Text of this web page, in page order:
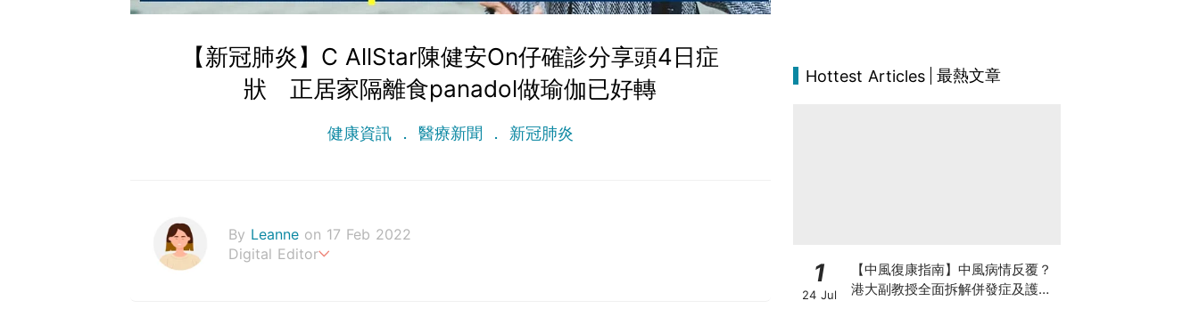
【新冠肺炎】C AllStar陳健安On仔確診分享頭4日症
狀 正居家隔離食panadol做瑜伽已好轉
健康資訊 醫療新聞 新冠肺炎
By Leanne on 17 Feb 2022
Digital Editor
Hottest Articles 最熱文章
1
24 Jul
【中風復康指南】中風病情反覆？
港大副教授全面拆解併發症及護理